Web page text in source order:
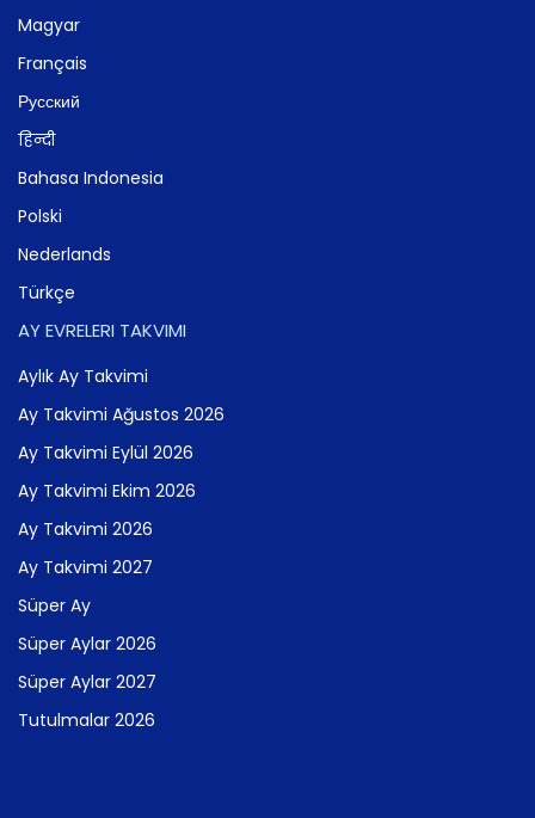
Magyar
Français
Русский
हिन्दी
Bahasa Indonesia
Polski
Nederlands
Türkçe
AY EVRELERI TAKVIMI
Aylık Ay Takvimi
Ay Takvimi Ağustos 2026
Ay Takvimi Eylül 2026
Ay Takvimi Ekim 2026
Ay Takvimi 2026
Ay Takvimi 2027
Süper Ay
Süper Aylar 2026
Süper Aylar 2027
Tutulmalar 2026